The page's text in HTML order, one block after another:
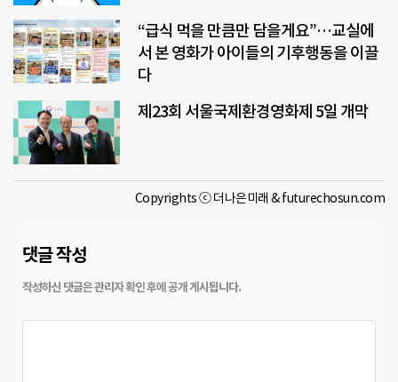
“급식 먹을 만큼만 담을게요”…교실에
서 본 영화가 아이들의 기후행동을 이끌
다
제23회 서울국제환경영화제 5일 개막
Copyrights ⓒ 더나은미래 & futurechosun.com
댓글 작성